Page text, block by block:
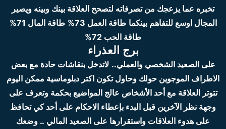
تخبره عما يزعجك من تصرفاته لتصحح العلاقة بينك وبينه ويصير
المجال اوسع للتفاهم بينكما طاقة العمل 73%
طاقة المال 71%
طاقة الحب 72%
برج العذراء
على الصعيد الشخصي والعملي.. لاتدخل بنقاشات حادة مع بعض
الاطراف الموجوين حولك وحاول تكون اكتر دبلوماسية ممكن اليوم
تتوتر العلاقة مع أحد الأشخاص عالج المواضيع بحكمة وتعرف على
وجهة نظر الآخرين قبل البدء بإعطاء الاحكام على أحد كي تحافظ
على هدوء العلاقات واستقرارها على الصعيد المالي .. وضعك